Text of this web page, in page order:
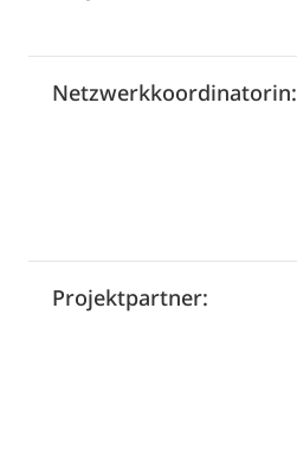
Netzwerkkoordinatorin:
Projektpartner: